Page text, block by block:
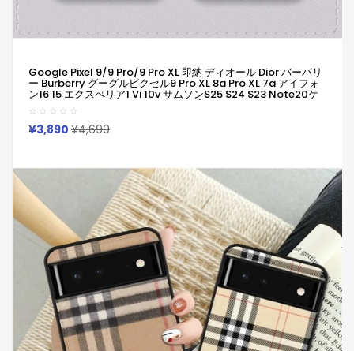
Google Pixel 9/9 Pro/9 Pro XL 即納 ディオール Dior バーバリ
ー Burberry グーグルピクセル9 Pro XL 8a Pro XL 7a アイフォ
ン16 15 エクスぺリア1 Vi 10v サムソンs25 S24 S23 Note20ケ
ース ブランド Galaxya55 A54 S23/S24 Ultraケースディオー
ル Dior バーバリー Burberryピクセル 8a Pro 7a 6/7/6a/9a ブ
ランドケース
¥3,890 ¥4,690